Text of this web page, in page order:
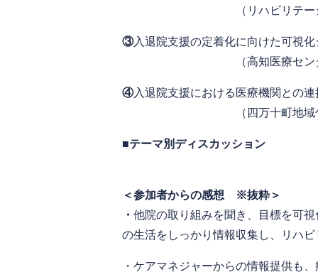
（リハビリテーション病
③入退院支援の定着化に向けた可視
（高知医療センター
④入退院支援における医療機関との
（四万十町地域包括支
■テーマ別ディスカッション
＜参加者からの感想 ※抜粋＞
・ 他院の取り組みを聞き、目標を可
の生活をしっかり情報収集し、リハ
・ケアマネジャーからの情報提供も